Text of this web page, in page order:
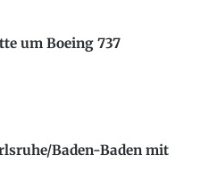
um Boeing 737
Baden-Baden mit